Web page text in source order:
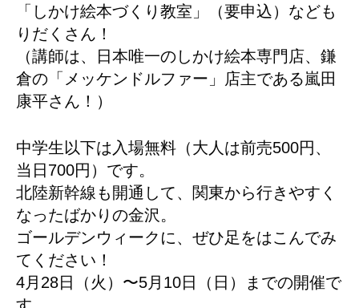
「しかけ絵本づくり教室」（要申込）なども
りだくさん！
（講師は、日本唯一のしかけ絵本専門店、鎌
倉の「メッケンドルファー」店主である嵐田
康平さん！）
中学生以下は入場無料（大人は前売500円、
当日700円）です。
北陸新幹線も開通して、関東から行きやすく
なったばかりの金沢。
ゴールデンウィークに、ぜひ足をはこんでみ
てください！
4月28日（火）〜5月10日（日）までの開催で